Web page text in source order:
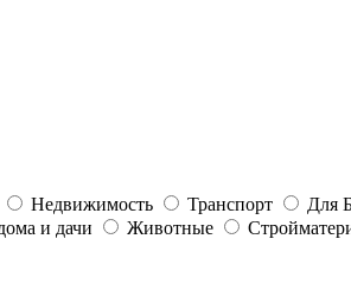
Недвижимость Транспорт Для
и дачи Животные